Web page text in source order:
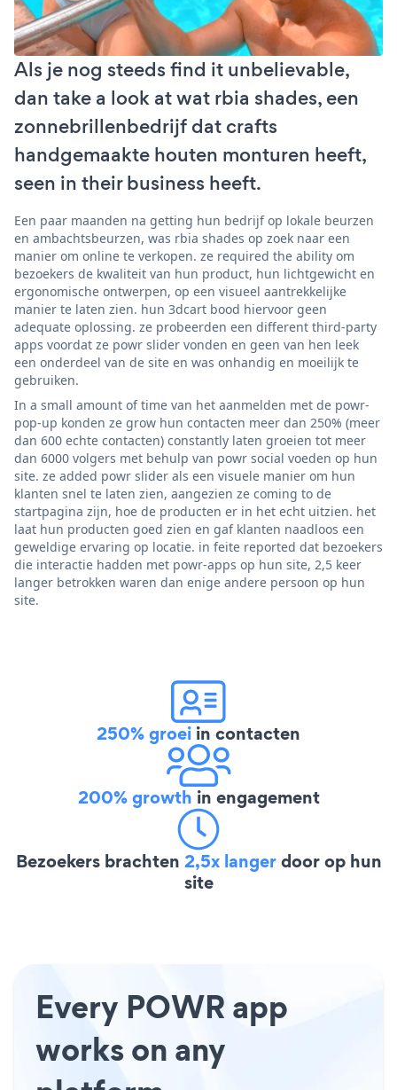
Als je nog steeds find it unbelievable,
dan take a look at wat rbia shades, een
zonnebrillenbedrijf dat crafts
handgemaakte houten monturen heeft,
seen in their business heeft.
Een paar maanden na getting hun bedrijf op lokale beurzen
en ambachtsbeurzen, was rbia shades op zoek naar een
manier om online te verkopen. ze required the ability om
bezoekers de kwaliteit van hun product, hun lichtgewicht en
ergonomische ontwerpen, op een visueel aantrekkelijke
manier te laten zien. hun 3dcart bood hiervoor geen
adequate oplossing. ze probeerden een different third-party
apps voordat ze powr slider vonden en geen van hen leek
een onderdeel van de site en was onhandig en moeilijk te
gebruiken.
In a small amount of time van het aanmelden met de powr-
pop-up konden ze grow hun contacten meer dan 250% (meer
dan 600 echte contacten) constantly laten groeien tot meer
dan 6000 volgers met behulp van powr social voeden op hun
site. ze added powr slider als een visuele manier om hun
klanten snel te laten zien, aangezien ze coming to de
startpagina zijn, hoe de producten er in het echt uitzien. het
laat hun producten goed zien en gaf klanten naadloos een
geweldige ervaring op locatie. in feite reported dat bezoekers
die interactie hadden met powr-apps op hun site, 2,5 keer
langer betrokken waren dan enige andere persoon op hun
site.
250% groei in contacten
200% growth in engagement
Bezoekers brachten 2,5x langerdoor op hun
site
Every POWR app
works on any